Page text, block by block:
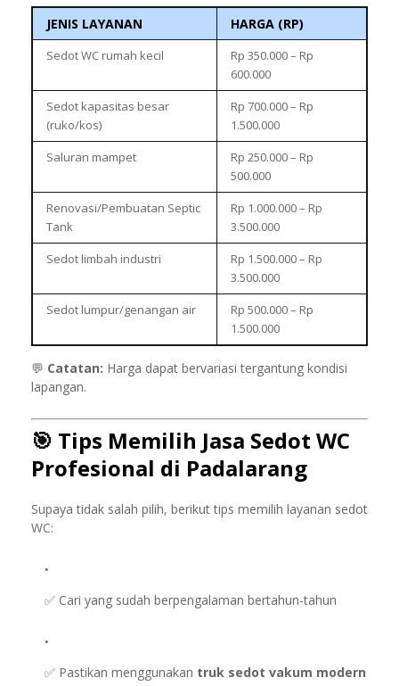
JENIS LAYANAN HARGA (RP)
Sedot WC rumah kecil
Rp 350.000 – Rp
600.000
Sedot kapasitas besar
(ruko/kos)
Rp 700.000 – Rp
1.500.000
Saluran mampet
Rp 250.000 – Rp
500.000
Renovasi/Pembuatan Septic
Tank
Rp 1.000.000 – Rp
3.500.000
Sedot limbah industri
Rp 1.500.000 – Rp
3.500.000
Sedot lumpur/genangan air
Rp 500.000 – Rp
1.500.000
💬 Catatan: Harga dapat bervariasi tergantung kondisi
lapangan.
🎯 Tips Memilih Jasa Sedot WC
Profesional di Padalarang
Supaya tidak salah pilih, berikut tips memilih layanan sedot
WC:
✅ Cari yang sudah berpengalaman bertahun-tahun
✅ Pastikan menggunakan truk sedot vakum modern